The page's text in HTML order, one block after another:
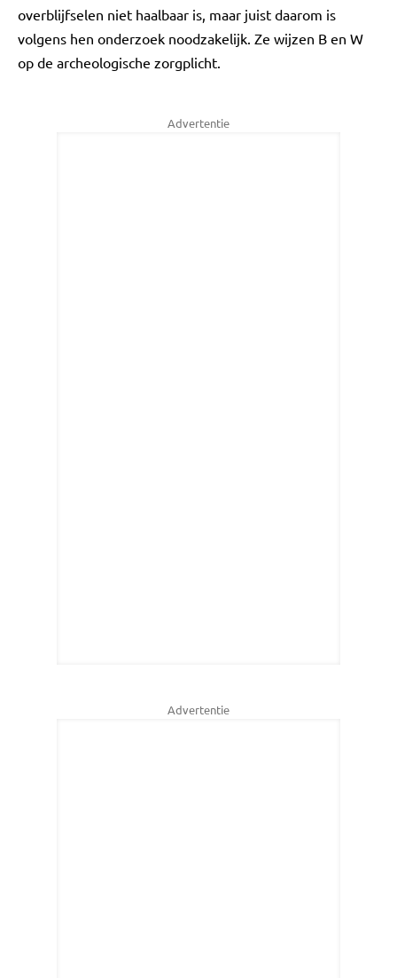
overblijfselen niet haalbaar is, maar juist daarom is
volgens hen onderzoek noodzakelijk. Ze wijzen B en W
op de archeologische zorgplicht.
Advertentie
Advertentie